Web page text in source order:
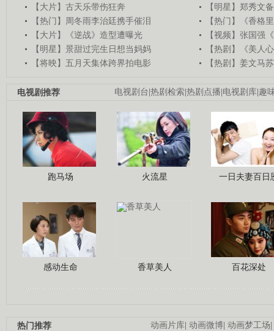
【大片】古天乐带伤狂奔
【明星】郑秀文
【热门】周冬雨李治廷携手催泪
【热门】《香格
【大片】《逆战》造型遭曝光
【视频】张国强
【明星】景甜过完生日想当妈妈
【热剧】《美人
【将映】五月天集体跨界拍电影
【热剧】姜文马
电视剧台 热剧检索 热剧点播 电视剧库 趣
电视剧推荐
跑马场 火流星 一日夫妻百日
感动生命 香草美人 百花深处
动画片库 动画微博 动画梦工场
热门推荐